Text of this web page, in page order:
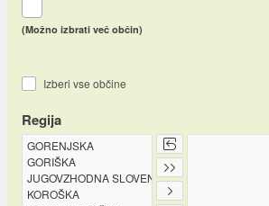
(Možno izbrati več občin)
Izberi vse občine
Regija